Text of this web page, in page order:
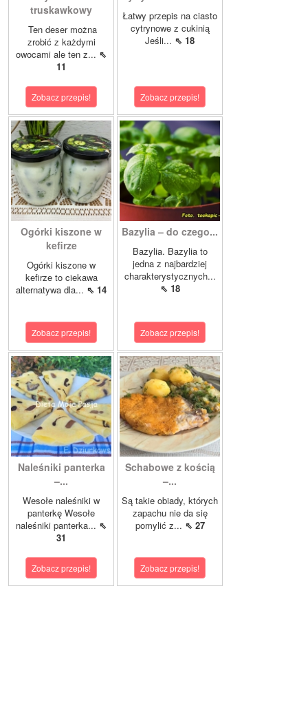
truskawkowy
Ten deser można
zrobić z każdymi
owocami ale ten z... ⇖
11
Zobacz przepis!
Łatwy przepis na ciasto
cytrynowe z cukinią
Jeśli... ⇖ 18
Zobacz przepis!
Ogórki kiszone w
kefirze
Ogórki kiszone w
kefirze to ciekawa
alternatywa dla... ⇖ 14
Zobacz przepis!
Bazylia – do czego...
Bazylia. Bazylia to
jedna z najbardziej
charakterystycznych...
⇖ 18
Zobacz przepis!
Naleśniki panterka
–...
Wesołe naleśniki w
panterkę Wesołe
naleśniki panterka... ⇖
31
Zobacz przepis!
Schabowe z kością
–...
Są takie obiady, których
zapachu nie da się
pomylić z... ⇖ 27
Zobacz przepis!